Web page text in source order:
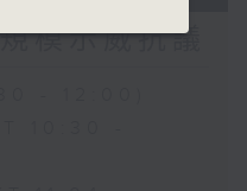
模示威抗議